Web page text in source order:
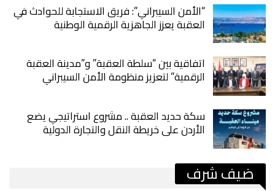
“الأمن السيبراني”: فريق الاستجابة للحوادث في
العقبة يعزز الجاهزية الرقمية الوطنية
اتفاقية بين “سلطة العقبة” و”مدينة العقبة
الرقمية” لتعزيز منظومة الأمن السيبراني
سكة حديد العقبة .. مشروع استراتيجي يضع
الأردن على خريطة النقل والتجارة الدولية
ضيف شرف